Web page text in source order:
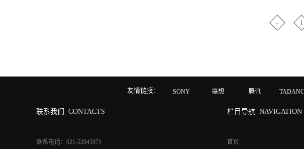
← 1
友情链接： SONY 联想 腾讯 TADANO
联系我们 CONTACTS
联系电话：021-52045971
栏目导航 NAVIGATION
首页